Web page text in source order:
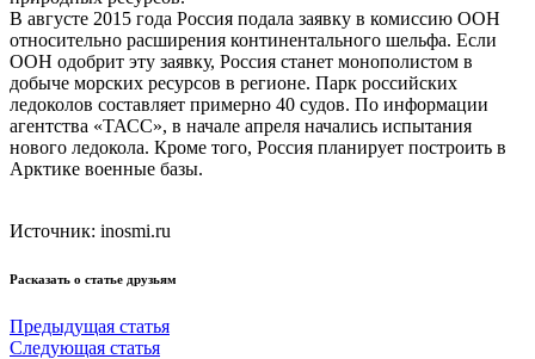
В августе 2015 года Россия подала заявку в комиссию ООН
относительно расширения континентального шельфа. Если
ООН одобрит эту заявку, Россия станет монополистом в
добыче морских ресурсов в регионе. Парк российских
ледоколов составляет примерно 40 судов. По информации
агентства «ТАСС», в начале апреля начались испытания
нового ледокола. Кроме того, Россия планирует построить в
Арктике военные базы.
Источник: inosmi.ru
Расказать о статье друзьям
Предыдущая статья
Следующая статья